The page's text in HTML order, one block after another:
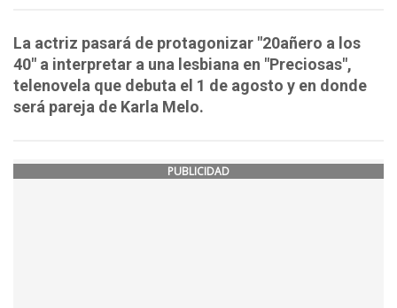
La actriz pasará de protagonizar "20añero a los
40" a interpretar a una lesbiana en "Preciosas",
telenovela que debuta el 1 de agosto y en donde
será pareja de Karla Melo.
PUBLICIDAD